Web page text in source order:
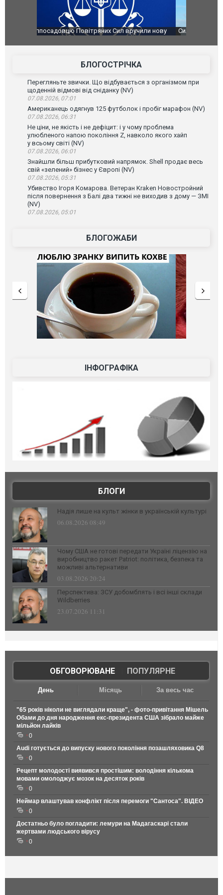
Сили оборони уразили Ярославський НПЗ:
атаку. ВІДЕО
Неймар
БЛОГОСТРІЧКА
Перегляньте звички. Що відбувається з організмом при
щоденній відмові від сніданку (NV)
07.08.2026, 07:01
Американець одягнув 125 футболок і пробіг марафон (NV)
07.08.2026, 06:31
Не ціни, не якість і не дефіцит: і у чому проблема
улюбленого напою покоління Z, навколо якого хайп
у всьому світі (NV)
07.08.2026, 06:01
Знайшли більш прибутковий напрямок. Shell продає весь
свій «зелений» бізнес у Європі (NV)
07.08.2026, 05:31
Убивство Ігоря Комарова. Ветеран Kraken Новостройний
після повернення з Балі два тижні не виходив з дому — ЗМІ
(NV)
07.08.2026, 05:01
БЛОГОЖАБИ
ІНФОГРАФІКА
БЛОГИ
Надія лише на культ жінки в українській культурі
06.08.2026 08:49
Чому США не готові передати Україні ліцензію на
виробництво ракет Patriot: політика, безпека та
можливі альтернативи
03.08.2026 20:24
Перспектива: ЗСУ добомблять і всі інші склади
Wildberries
23.07.2026 11:31
ОБГОВОРЮВАНЕ| ПОПУЛЯРНЕ
День Місяць За весь час
"65 років ніколи не виглядали краще", - фото-привітання Мішель
Обами до дня народження екс-президента США зібрало майже
мільйон лайків
0
Audi готується до випуску нового покоління позашляховика Q8
0
Рецепт молодості виявився простішим: володіння кількома
мовами омолоджує мозок на десяток років
0
Неймар влаштував конфлікт після перемоги "Сантоса". ВІДЕО
0
Достатньо було погладити: лемури на Мадагаскарі стали
жертвами людського вірусу
0